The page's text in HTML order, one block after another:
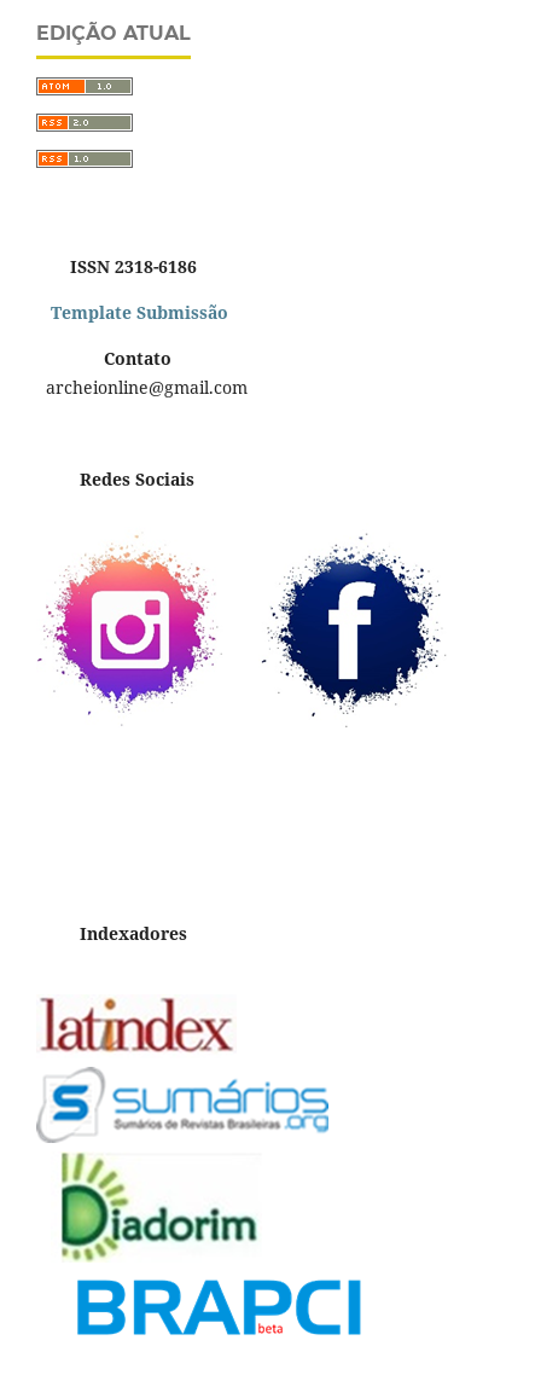
EDIÇÃO ATUAL
ISSN 2318-6186
Template Submissão
Contato
archeionline@gmail.com
Redes Sociais
Indexadores